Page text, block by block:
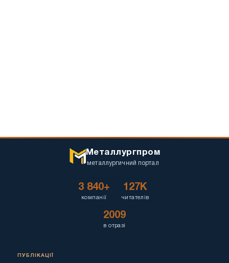
Металлургпром
металлургичний портал
3 840+
компанії
127K
читателів
2009
в отразі
ПУБЛІКАЦІЇ